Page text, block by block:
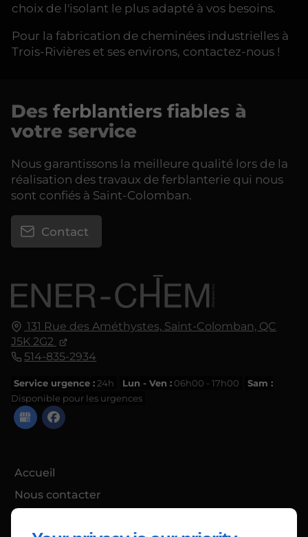
choix de l'isolant le plus adapté à vos besoins.
Pour la fabrication de cheminées industrielles à
Trois-Rivières et ses environs, contactez-nous !
131 Rue des Améthystes, Saint-Colomban, QC
J5K 2G2
514-835-2934
Service urgence : 24h Lun - Ven : 06h00 - 17h00
Sam :
Disponible pour les urgences
Accueil
Nous contacter
Des ferblantiers fiables à
votre service
Nous garantissons la meilleure qualité lors de la
réalisation des travaux de ferblanterie qui nous
sont confiés à Saint-Colomban.
Contact